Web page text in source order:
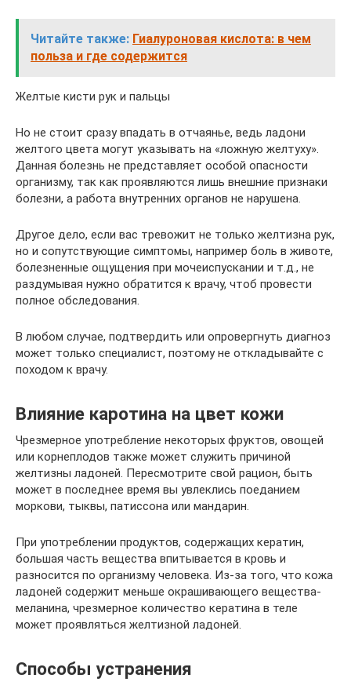
Читайте также: Гиалуроновая кислота: в чем
польза и где содержится
Желтые кисти рук и пальцы
Но не стоит сразу впадать в отчаянье, ведь ладони
желтого цвета могут указывать на «ложную желтуху».
Данная болезнь не представляет особой опасности
организму, так как проявляются лишь внешние признаки
болезни, а работа внутренних органов не нарушена.
Другое дело, если вас тревожит не только желтизна рук,
но и сопутствующие симптомы, например боль в животе,
болезненные ощущения при мочеиспускании и т.д., не
раздумывая нужно обратится к врачу, чтоб провести
полное обследования.
В любом случае, подтвердить или опровергнуть диагноз
может только специалист, поэтому не откладывайте с
походом к врачу.
Влияние каротина на цвет кожи
Чрезмерное употребление некоторых фруктов, овощей
или корнеплодов также может служить причиной
желтизны ладоней. Пересмотрите свой рацион, быть
может в последнее время вы увлеклись поеданием
моркови, тыквы, патиссона или мандарин.
При употреблении продуктов, содержащих кератин,
большая часть вещества впитывается в кровь и
разносится по организму человека. Из-за того, что кожа
ладоней содержит меньше окрашивающего вещества-
меланина, чрезмерное количество кератина в теле
может проявляться желтизной ладоней.
Способы устранения